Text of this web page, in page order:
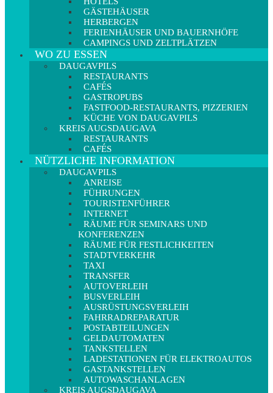
GÄSTEHÄUSER
HERBERGEN
FERIENHÄUSER UND BAUERNHÖFE
CAMPINGS UND ZELTPLÄTZEN
WO ZU ESSEN
DAUGAVPILS
RESTAURANTS
CAFÉS
GASTROPUBS
FASTFOOD-RESTAURANTS, PIZZERIEN
KÜCHE VON DAUGAVPILS
KREIS AUGSDAUGAVA
RESTAURANTS
CAFÉS
NÜTZLICHE INFORMATION
DAUGAVPILS
ANREISE
FÜHRUNGEN
TOURISTENFÜHRER
INTERNET
RÄUME FÜR SEMINARS UND
KONFERENZEN
RÄUME FÜR FESTLICHKEITEN
STADTVERKEHR
TAXI
TRANSFER
AUTOVERLEIH
BUSVERLEIH
AUSRÜSTUNGSVERLEIH
FAHRRADREPARATUR
POSTABTEILUNGEN
GELDAUTOMATEN
TANKSTELLEN
LADESTATIONEN FÜR ELEKTROAUTOS
GASTANKSTELLEN
AUTOWASCHANLAGEN
KREIS AUGSDAUGAVA